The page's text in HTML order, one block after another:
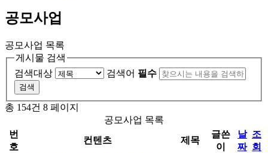
공모사업
공모사업 목록
게시물 검색
검색대상
검색어 필수
총 154건 8 페이지
공모사업 목록
번
호
컨텐츠 제목
글쓴
이
날
짜
조
회